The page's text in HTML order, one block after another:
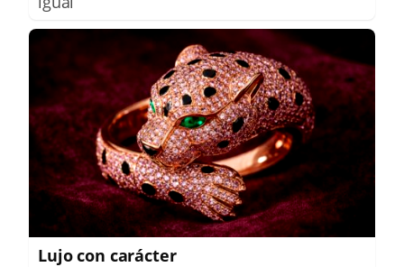
Lujo con carácter